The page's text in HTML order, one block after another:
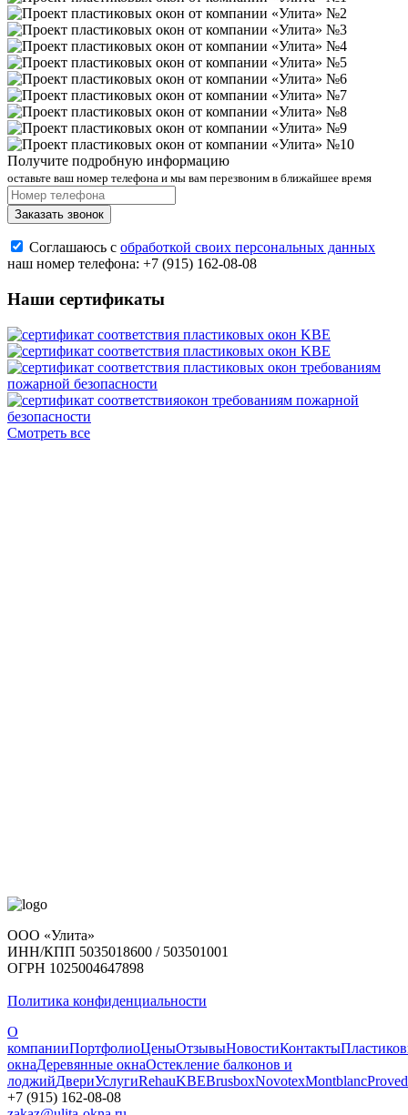
Получите подробную информацию
оставьте ваш номер телефона и мы вам перезвоним в ближайшее время
Заказать звонок
Соглашаюсь с обработкой своих персональных данных
наш номер телефона: +7 (915) 162-08-08
Наши сертификаты
Смотреть все
ООО «Улита»
ИНН/КПП 5035018600 / 503501001
ОГРН 1025004647898
Политика конфиденциальности
О
компанииПортфолиоЦеныОтзывыНовостиКонтакты
окнаДеревянные окнаОстекление балконов и
лоджийДвериУслугиRehauKBEBrusboxNovotexMontblanc
+7 (915) 162-08-08